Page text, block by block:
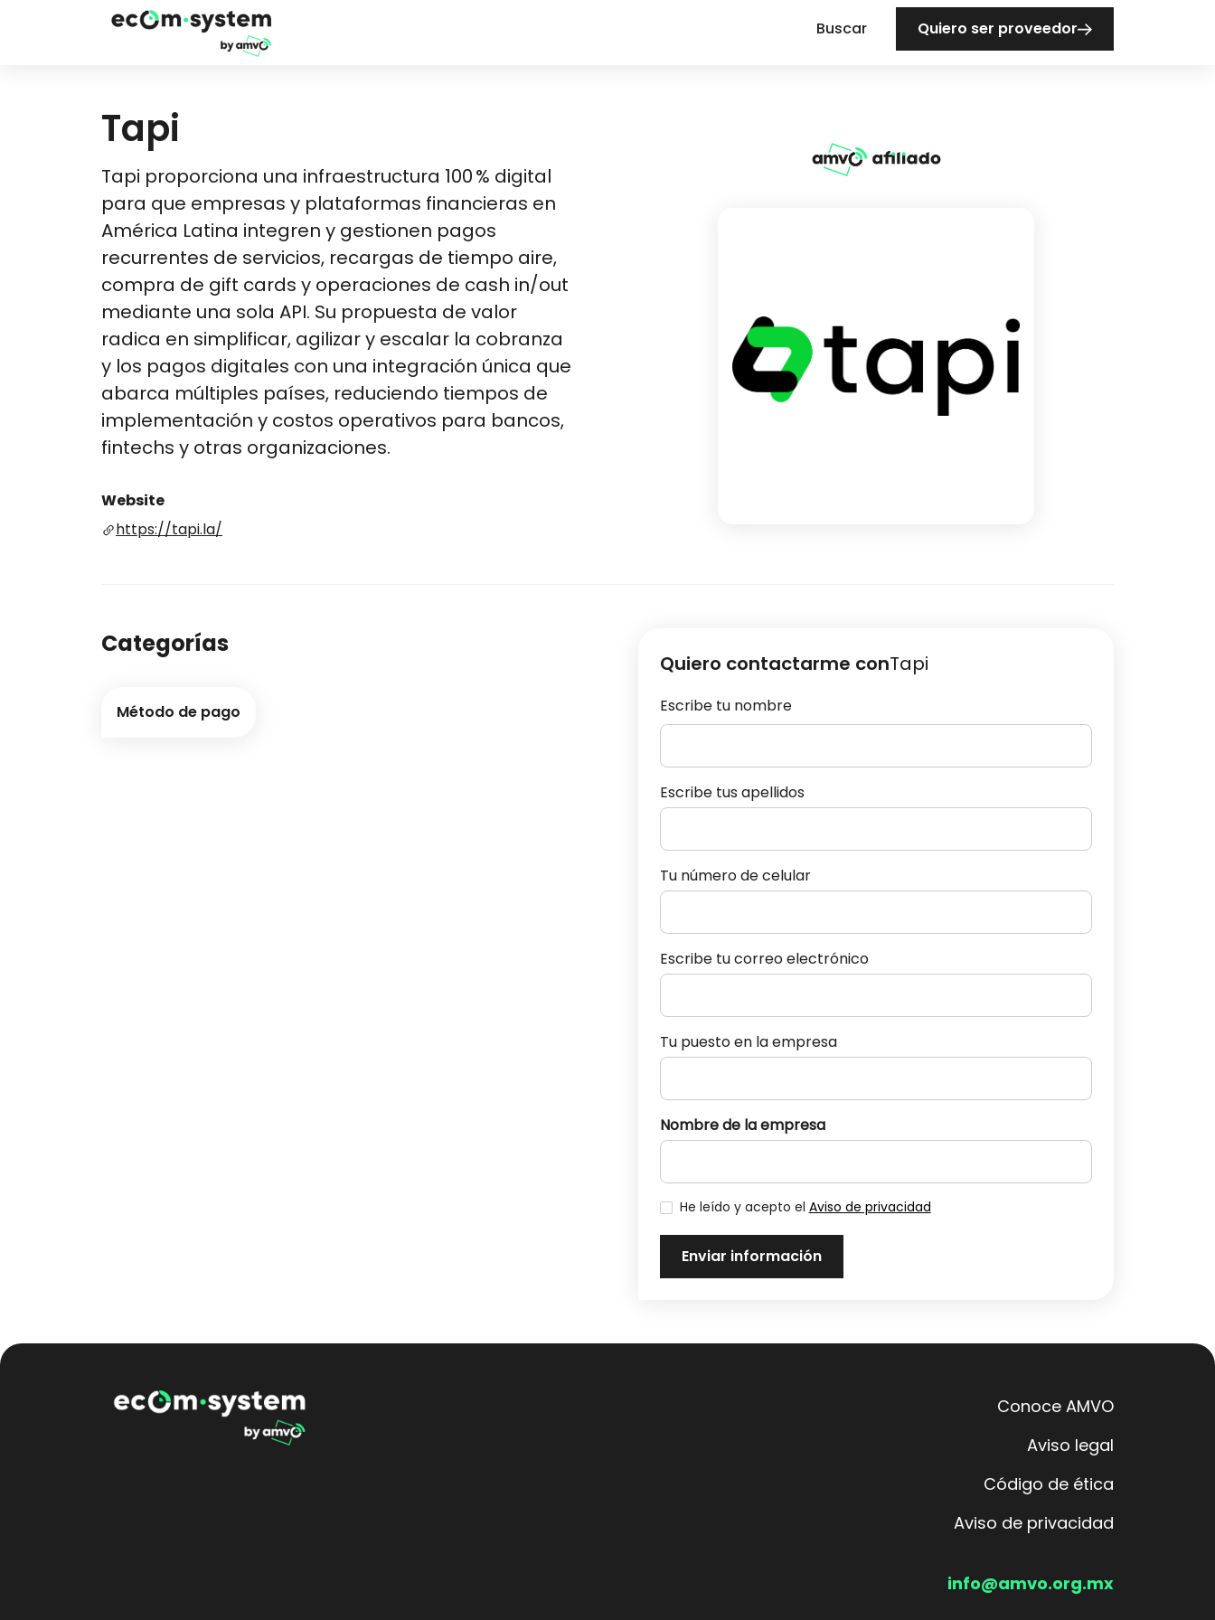
Buscar Quiero ser proveedor
Tapi
Tapi proporciona una infraestructura 100 % digital
para que empresas y plataformas financieras en
América Latina integren y gestionen pagos
recurrentes de servicios, recargas de tiempo aire,
compra de gift cards y operaciones de cash in/out
mediante una sola API. Su propuesta de valor
radica en simplificar, agilizar y escalar la cobranza
y los pagos digitales con una integración única que
abarca múltiples países, reduciendo tiempos de
implementación y costos operativos para bancos,
fintechs y otras organizaciones.
Website
https://tapi.la/
Categorías
Método de pago
Quiero contactarme conTapi
Escribe tu nombre
Escribe tus apellidos
Tu número de celular
Escribe tu correo electrónico
Tu puesto en la empresa
Nombre de la empresa
He leído y acepto el Aviso de privacidad
Conoce AMVO
Aviso legal
Código de ética
Aviso de privacidad
info@amvo.org.mx